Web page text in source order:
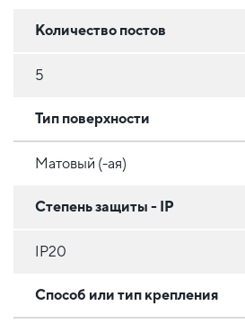
Количество постов
5
Тип поверхности
Матовый (-ая)
Степень защиты - IP
IP20
Способ или тип крепления